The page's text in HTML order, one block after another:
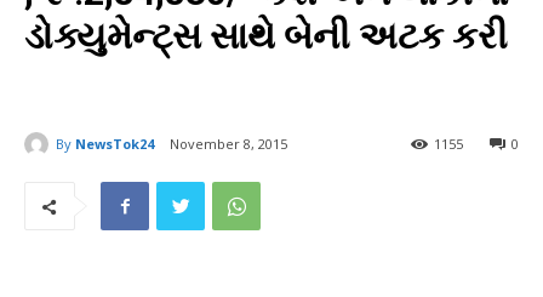
ડોક્યુમેન્ટ્સ સાથે બેની અટક કરી
By NewsTok24 November 8, 2015 0
1155